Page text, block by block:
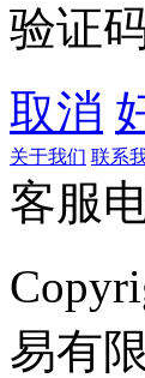
验证
取消
关于我们 联系
客服
易有